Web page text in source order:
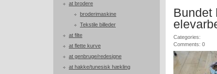
at brodere
broderimaskine
Tekstile billeder
at filte
at flette kurve
at genbruge/redesigne
at hakke/tunesisk hækling
Categories:
Comments: 0